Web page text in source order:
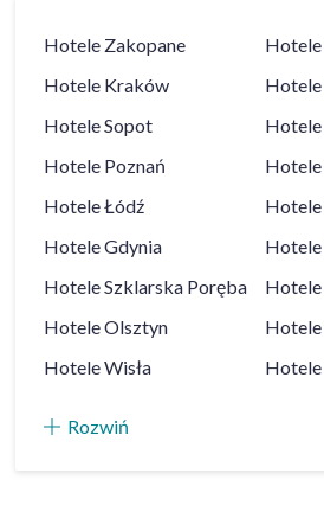
Hotele Zakopane Hotele
Hotele Kraków Hotele
HoteleSopot Hotele
Hotele Poznań Hotele
HoteleŁódź Hotele
HoteleGdynia Hotele
HoteleSzklarska Poręba Hotele
HoteleOlsztyn Hotele
HoteleWisła Hotele
Rozwiń